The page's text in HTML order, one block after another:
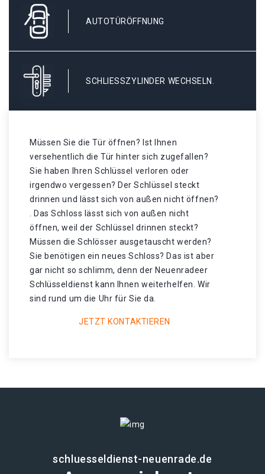
AUTOTÜRÖFFNUNG
SCHLIESSZYLINDER WECHSELN.
Müssen Sie die Tür öffnen? Ist Ihnen
versehentlich die Tür hinter sich zugefallen?
Sie haben Ihren Schlüssel verloren oder
irgendwo vergessen? Der Schlüssel steckt
drinnen und lässt sich von außen nicht öffnen?
. Das Schloss lässt sich von außen nicht
öffnen, weil der Schlüssel drinnen steckt?
Müssen die Schlösser ausgetauscht werden?
Sie benötigen ein neues Schloss? Das ist aber
gar nicht so schlimm, denn der Neuenradeer
Schlüsseldienst kann Ihnen weiterhelfen. Wir
sind rund um die Uhr für Sie da.
JETZT KONTAKTIEREN
schluesseldienst-neuenrade.de